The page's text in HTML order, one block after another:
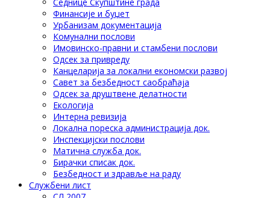
Финансије и буџет
Урбанизам документација
Комунални послови
Имовинско-правни и стамбени послови
Одсек за привреду
Канцеларија за локални економски развој
Савет за безбедност саобраћаја
Одсек за друштвене делатности
Eкологија
Интерна ревизија
Локална пореска администрација док.
Инспекцијски послови
Матична служба док.
Бирачки списак док.
Безбедност и здравље на раду
Службени лист